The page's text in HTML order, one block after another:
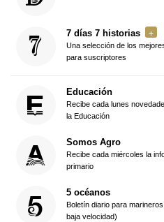
7 días 7 historias
Una selección de los
para suscriptores
Educación
Recibe cada lunes
la Educación
Somos Agro
Recibe cada miércoles la
primario
5 océanos
Boletín diario para
baja velocidad)